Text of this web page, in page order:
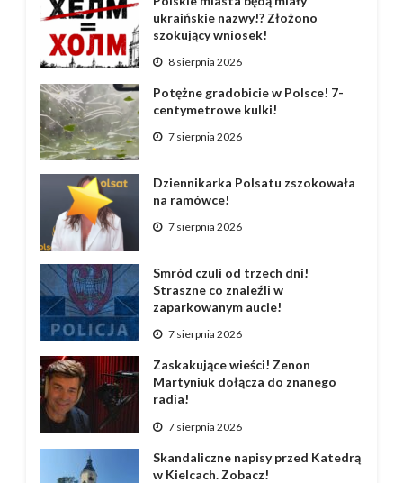
ukraińskie nazwy!? Złożono
szokujący wniosek!
8 sierpnia 2026
Potężne gradobicie w Polsce! 7-
centymetrowe kulki!
7 sierpnia 2026
Dziennikarka Polsatu zszokowała
na ramówce!
7 sierpnia 2026
Smród czuli od trzech dni!
Straszne co znaleźli w
zaparkowanym aucie!
7 sierpnia 2026
Zaskakujące wieści! Zenon
Martyniuk dołącza do znanego
radia!
7 sierpnia 2026
Skandaliczne napisy przed Katedrą
w Kielcach. Zobacz!